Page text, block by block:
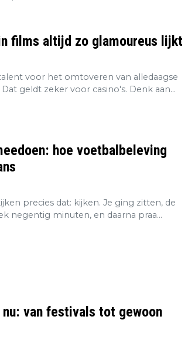
films altijd zo glamoureus lijkt
voor het omtoveren van alledaagse
geldt zeker voor casino's. Denk aan...
hoe voetbalbeleving
precies dat: kijken. Je ging zitten, de
negentig minuten, en daarna praa...
nu: van festivals tot gewoon